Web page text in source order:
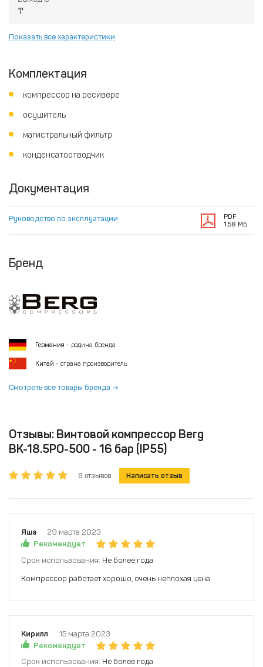
1"
Показать все характеристики
Комплектация
компрессор на ресивере
осушитель
магистральный фильтр
конденсатоотводчик
Документация
Руководство по эксплуатации
PDF
1.58 МБ
Бренд
Германия - родина бренда
Китай - страна производитель
Смотреть все товары бренда
Отзывы: Винтовой компрессор Berg
ВК-18.5РО-500 - 16 бар (IP55)
6 отзывов Написать отзыв
Яша
29 марта 2023
Рекомендует
Срок использования: Не более года
Компрессор работает хорошо, очень неплохая цена
Кирилл
15 марта 2023
Рекомендует
Срок использования: Не более года